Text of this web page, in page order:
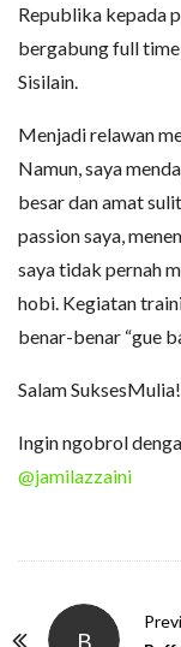
Republika kepada
bergabung full
Sisilain.
Menjadi relawan
Namun, saya
besar dan amat
passion saya,
saya tidak pernah
hobi. Kegiatan
benar-benar “gue
Salam SuksesMulia!
Ingin ngobrol
@jamilazzaini